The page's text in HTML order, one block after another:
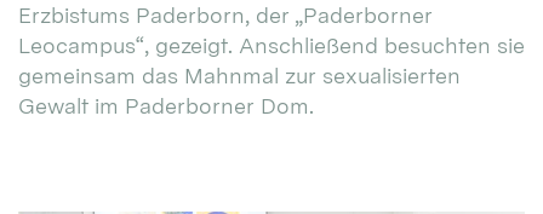
Erzbistums Paderborn, der „Paderborner
Leocampus“, gezeigt. Anschließend besuchten sie
gemeinsam das Mahnmal zur sexualisierten
Gewalt im Paderborner Dom.